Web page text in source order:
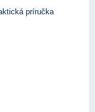
príručka